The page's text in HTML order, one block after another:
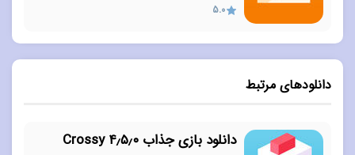
دانلودهای مرتبط
دانلود بازی جذاب ۴٫۵٫۰ Crossy
5.0